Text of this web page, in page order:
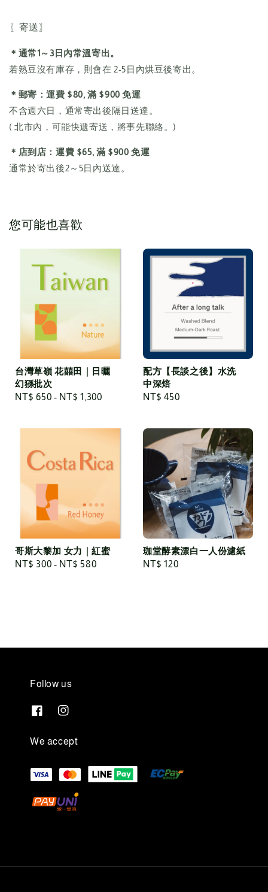
〖寄送〗
＊通常1～3日內常溫寄出。
若熟豆沒有庫存，則會在 2-5日內烘豆後寄出。
＊郵寄：運費 $80, 滿 $900 免運
不含週六日，通常寄出後隔日送達。
( 北市內，可能快遞寄送，將事先聯絡。)
＊店到店：運費 $65, 滿 $900 免運
通常於寄出後2～5日內送達。
您可能也喜歡
台灣草嶺 花囍田｜日曬
幻猻批次
Regular
NT$ 650 - NT$ 1,300
配方【長談之後】水洗
中深焙
Regular
NT$ 450
哥斯大黎加 女力｜紅蜜
Regular
NT$ 300 - NT$ 580
珈堂酵素漂白一人份濾紙
Regular
NT$ 120
Follow us
We accept